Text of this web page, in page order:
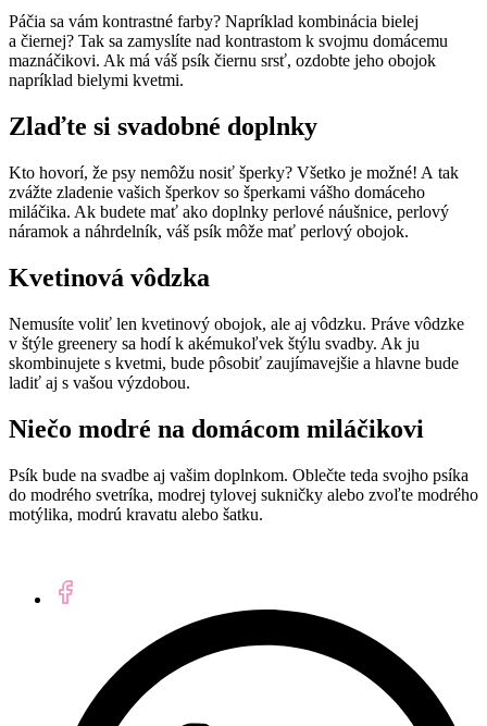
Páčia sa vám kontrastné farby? Napríklad kombinácia bielej
a čiernej? Tak sa zamyslíte nad kontrastom k svojmu domácemu
maznáčikovi. Ak má váš psík čiernu srsť, ozdobte jeho obojok
napríklad bielymi kvetmi.
Zlaďte si svadobné doplnky
Kto hovorí, že psy nemôžu nosiť šperky? Všetko je možné! A tak
zvážte zladenie vašich šperkov so šperkami vášho domáceho
miláčika. Ak budete mať ako doplnky perlové náušnice, perlový
náramok a náhrdelník, váš psík môže mať perlový obojok.
Kvetinová vôdzka
Nemusíte voliť len kvetinový obojok, ale aj vôdzku. Práve vôdzke
v štýle greenery sa hodí k akémukoľvek štýlu svadby. Ak ju
skombinujete s kvetmi, bude pôsobiť zaujímavejšie a hlavne bude
ladiť aj s vašou výzdobou.
Niečo modré na domácom miláčikovi
Psík bude na svadbe aj vašim doplnkom. Oblečte teda svojho psíka
do modrého svetríka, modrej tylovej sukničky alebo zvoľte modrého
motýlika, modrú kravatu alebo šatku.